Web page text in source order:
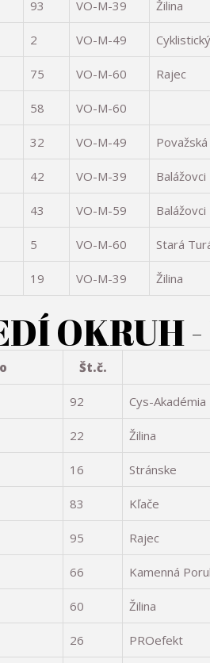
93 VO-M-39 Žilina
2 VO-M-49
75 VO-M-60 Rajec
58 VO-M-60
32 VO-M-49
42 VO-M-39 Balážovci
43 VO-M-59 Balážovci
5 VO-M-60 Stará
19 VO-M-39 Žilina
OKRUH
Št.č.
92 Cys-Akadémia
22 Žilina
16 Stránske
83 Kľače
95 Rajec
66 Kamenná
60 Žilina
26 PROefekt